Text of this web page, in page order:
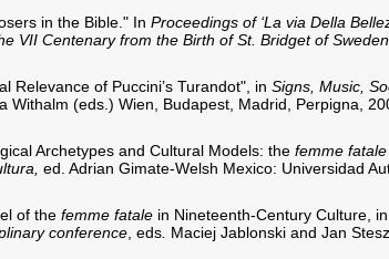
in the Bible." In Proceedings of ‘La via Della
VII Centenary from the Birth of St. Bridget of
Relevance of Puccini’s Turandot", in Signs, Music,
Withalm (eds.) Wien, Budapest, Madrid, Perpigna,
Archetypes and Cultural Models: the femme fatale
ed. Adrian Gimate-Welsh Mexico: Universidad
of the femme fatale in Nineteenth-Century Culture, in
conference , eds Maciej Jablonski and Jan